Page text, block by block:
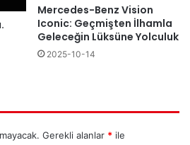
Mercedes-Benz Vision
Iconic: Geçmişten İlhamla
Geleceğin Lüksüne Yolculuk
2025-10-14
Gerekli alanlar * ile